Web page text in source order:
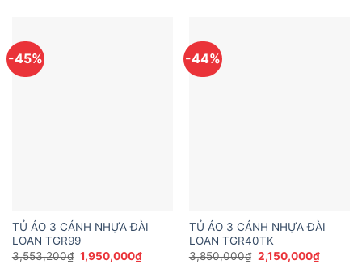
-45%
TỦ ÁO 3 CÁNH NHỰA ĐÀI
LOAN TGR99
3,553,200₫ Giá
gốc
1,950,000₫Giá
hiện
-44%
TỦ ÁO 3 CÁNH NHỰA ĐÀI
LOAN TGR40TK
3,850,000₫ Giá
gốc
2,150,000₫Giá
hiện